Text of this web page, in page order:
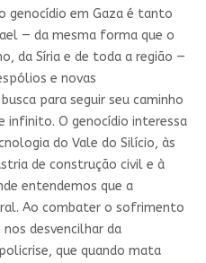
genocídio em Gaza é tanto
— da mesma forma que o
da Síria e de toda a região —
e novas
para seguir seu caminho
infinito. O genocídio interessa
do Vale do Silício, às
de construção civil e à
entendemos que a
Ao combater o sofrimento
desvencilhar da
que quando mata